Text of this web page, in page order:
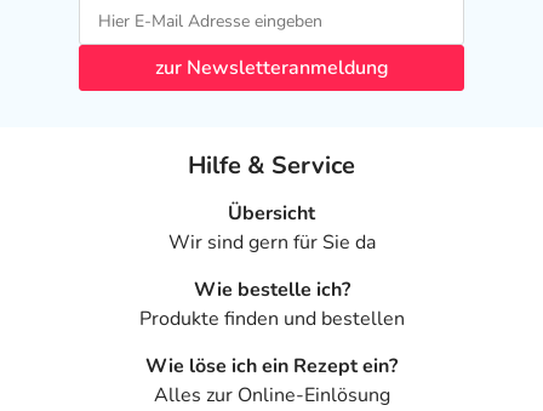
zur Newsletteranmeldung
Hilfe & Service
Übersicht
Wir sind gern für Sie da
Wie bestelle ich?
Produkte finden und bestellen
Wie löse ich ein Rezept ein?
Alles zur Online-Einlösung